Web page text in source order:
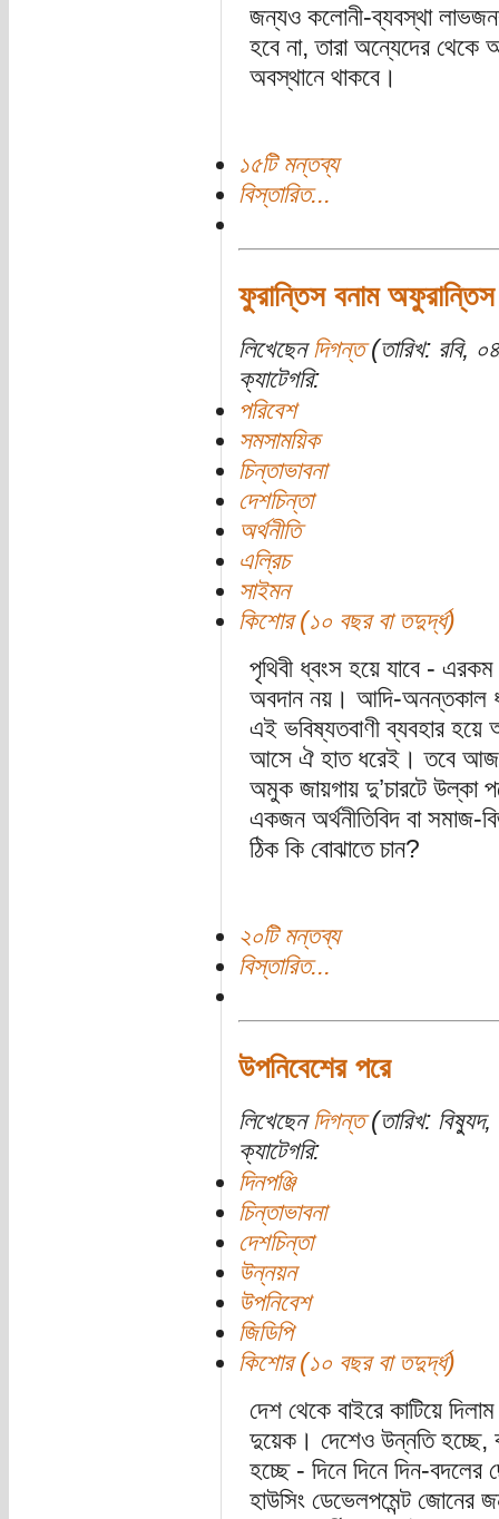
জন্যও কলোনী-ব্যবস্থা
হবে না, তারা অন্যেদের থেকে
অবস্থানে থাকবে।
১৫টি মন্তব্য
বিস্তারিত...
ফুরান্তিস বনাম অফুরান্তিস
লিখেছেনদিগন্ত(তারিখ: রবি,
ক্যাটেগরি:
পরিবেশ
সমসাময়িক
চিন্তাভাবনা
দেশচিন্তা
অর্থনীতি
এল্রিচ
সাইমন
কিশোর (১০ বছর বা তদুর্দ্ধ)
পৃথিবী ধ্বংস হয়ে যাবে -
অবদান নয়। আদি-অনন্তকাল
এই ভবিষ্যতবাণী ব্যবহার
আসে ঐ হাত ধরেই। তবে
অমুক জায়গায় দু’চারটে উল্কা
একজন অর্থনীতিবিদ বা সমাজ-
ঠিক কি বোঝাতে চান?
২০টি মন্তব্য
বিস্তারিত...
উপনিবেশের পরে
লিখেছেনদিগন্ত(তারিখ:
ক্যাটেগরি:
দিনপঞ্জি
চিন্তাভাবনা
দেশচিন্তা
উন্নয়ন
উপনিবেশ
জিডিপি
কিশোর (১০ বছর বা তদুর্দ্ধ)
দেশ থেকে বাইরে কাটিয়ে
দুয়েক। দেশেও উন্নতি হচ্ছে,
হচ্ছে - দিনে দিনে দিন-বদলের
হাউসিং ডেভেলপমেন্ট জোনের